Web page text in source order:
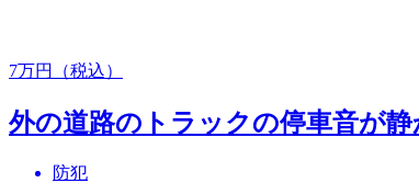
7万円（税込）
外の道路のトラックの停車音が静
防犯